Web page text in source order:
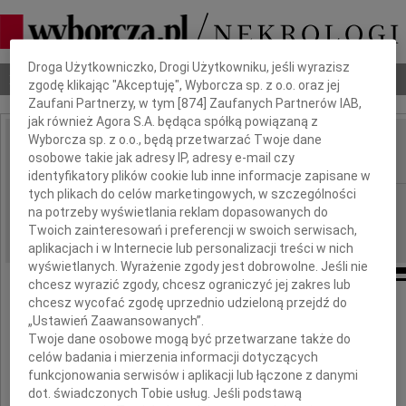
Nekrologi Odeszli Poradnik pogrzebowy
IMIĘ I NAZWISKO: Ludwig Zimmerer
REGION: cała Polska
DATA EMISJI: 18.09.2017
Dbamy o Twoją prywatność
Droga Użytkowniczko, Drogi Użytkowniku, jeśli wyrazisz
zgodę klikając "Akceptuję", Wyborcza sp. z o.o. oraz jej
Zaufani Partnerzy, w tym [874 ] Zaufanych Partnerów IAB,
jak również Agora S.A. będąca spółką powiązaną z
Wyborcza sp. z o.o., będą przetwarzać Twoje dane
osobowe takie jak adresy IP, adresy e-mail czy
identyfikatory plików cookie lub inne informacje zapisane w
tych plikach do celów marketingowych, w szczególności
na potrzeby wyświetlania reklam dopasowanych do
Twoich zainteresowań i preferencji w swoich serwisach,
aplikacjach i w Internecie lub personalizacji treści w nich
wyświetlanych. Wyrażenie zgody jest dobrowolne. Jeśli nie
chcesz wyrazić zgody, chcesz ograniczyć jej zakres lub
chcesz wycofać zgodę uprzednio udzieloną przejdź do
„Ustawień Zaawansowanych”.
Twoje dane osobowe mogą być przetwarzane także do
celów badania i mierzenia informacji dotyczących
funkcjonowania serwisów i aplikacji lub łączone z danymi
dot. świadczonych Tobie usług. Jeśli podstawą